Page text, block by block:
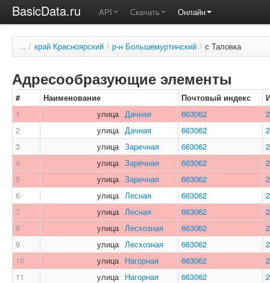
BasicData.ru API Скачать Онлайн
.. / край Красноярский / р-н Большемуртинский / с Таловка
Адресообразующие элементы
# Наименование Почтовый индекс
1
улица Дачная 663062
2
улица Дачная 663062
3
улица Заречная 663062
4
улица Заречная 663062
5
улица Заречная 663062
6
улица Лесная 663062
7
улица Лесная 663062
8
улица Лесхозная 663062
9
улица Лесхозная 663062
10
улица Нагорная 663062
11
улица Нагорная 663062